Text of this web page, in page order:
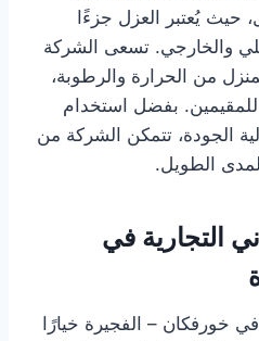
حيث يُعتبر العزل جزءًا
والخارجي. تسعى الشركة
من الحرارة والرطوبة،
بفضل استخدام
الجودة، تتمكن الشركة من
الطويل.
التجارية في
خورفكان – الفجيرة خيارًا